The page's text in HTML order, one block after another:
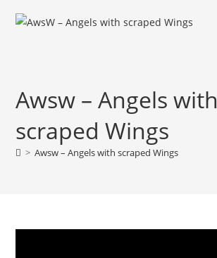
Awsw – Angels with
scraped Wings
> Awsw – Angels with scraped Wings